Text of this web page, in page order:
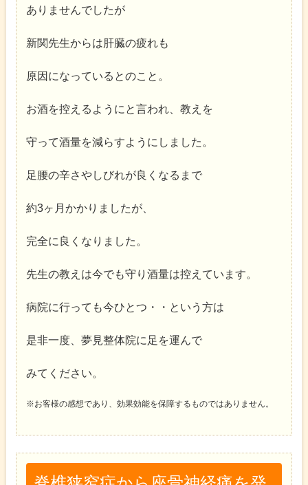
ありませんでしたが
新関先生からは肝臓の疲れも
原因になっているとのこと。
お酒を控えるようにと言われ、教えを
守って酒量を減らすようにしました。
足腰の辛さやしびれが良くなるまで
約3ヶ月かかりましたが、
完全に良くなりました。
先生の教えは今でも守り酒量は控えています。
病院に行っても今ひとつ・・という方は
是非一度、夢見整体院に足を運んで
みてください。
※お客様の感想であり、効果効能を保障するものではありません。